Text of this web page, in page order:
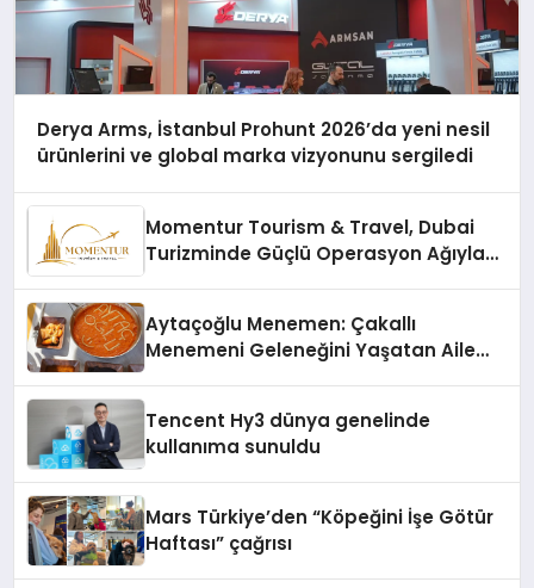
Derya Arms, İstanbul Prohunt 2026’da yeni nesil
ürünlerini ve global marka vizyonunu sergiledi
Momentur Tourism & Travel, Dubai
Turizminde Güçlü Operasyon Ağıyla
Aytaçoğlu Menemen: Çakallı
Menemeni Geleneğini Yaşatan Aile
Tencent Hy3 dünya genelinde
kullanıma sunuldu
Mars Türkiye’den “Köpeğini İşe Götür
Haftası” çağrısı